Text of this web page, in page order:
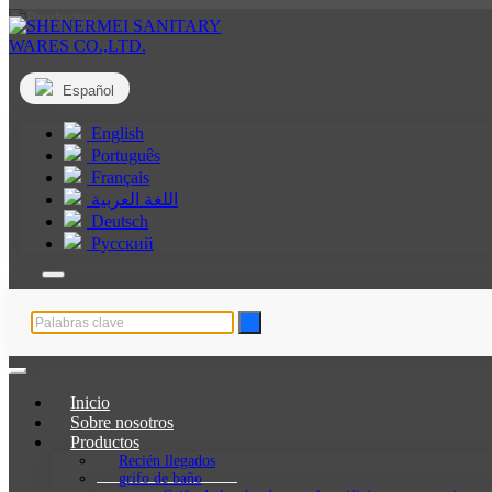
Español
English
Português
Français
اللغة العربية
Deutsch
Русский
Inicio
Sobre nosotros
Productos
Recién llegados
grifo de baño